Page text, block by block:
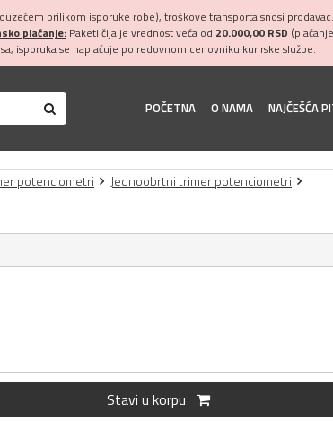
prilikom isporuke robe), troškove transporta snosi
plaćanje:Paketi čija je vrednost veća od 20.000,00 RSD
isporuka se naplaćuje po redovnom cenovniku kurirske službe.
POČETNA O NAMA NAJČEŠĆA
potenciometri
Jednoobrtni trimer potenciometri
Stavi u korpu